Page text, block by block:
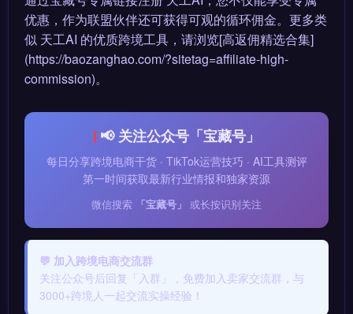
优惠，作为联盟伙伴还可获得可观的循环佣金。更多类
似 天工AI 的优质跨境工具，请浏览[高返佣精选合集]
(https://baozanghao.com/?sitetag=affiliate-high-
commission)。
📢 关注公众号「宝藏号」
每日分享跨境电商干货 · TikTok运营技巧 · AI工具测评
第一时间获取最新行业情报和独家资源
微信搜索 「宝藏号」 或长按识别关注
💬 加入跨境电商交流群
关注公众号后回复「入群」，免费加入卖家交流群，与
3000+跨境人一起交流实操经验！